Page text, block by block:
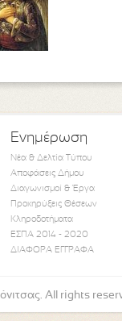
Ενημέρωση
Νέα & Δελτία Τύπου
Αποφάσεις Δήμου
Διαγωνισμοί & Έργα
Προκηρύξεις Θέσεων
Κληροδοτήματα
ΕΣΠΑ 2014 - 2020
ΔΙΑΦΟΡΑ ΕΓΓΡΑΦΑ
All rights